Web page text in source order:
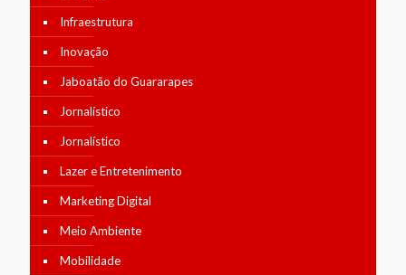
Infraestrutura
Inovação
Jaboatão do Guararapes
Jornalístico
Jornalístico
Lazer e Entretenimento
Marketing Digital
Meio Ambiente
Mobilidade